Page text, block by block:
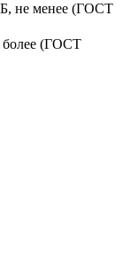
не менее (ГОСТ
более (ГОСТ